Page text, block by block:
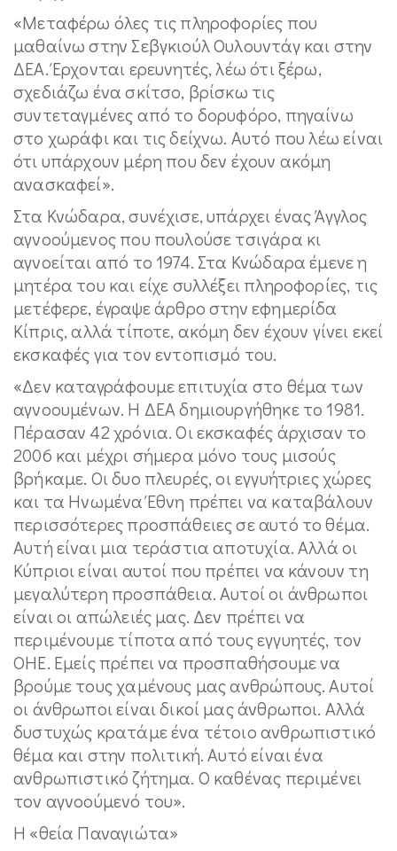
«Μεταφέρω όλες τις πληροφορίες που
μαθαίνω στην Σεβγκιούλ Ουλουντάγ και στην
ΔΕΑ. Έρχονται ερευνητές, λέω ότι ξέρω,
σχεδιάζω ένα σκίτσο, βρίσκω τις
συντεταγμένες από το δορυφόρο, πηγαίνω
στο χωράφι και τις δείχνω. Αυτό που λέω είναι
ότι υπάρχουν μέρη που δεν έχουν ακόμη
ανασκαφεί».
Στα Κνώδαρα, συνέχισε, υπάρχει ένας Άγγλος
αγνοούμενος που πουλούσε τσιγάρα κι
αγνοείται από το 1974. Στα Κνώδαρα έμενε η
μητέρα του και είχε συλλέξει πληροφορίες, τις
μετέφερε, έγραψε άρθρο στην εφημερίδα
Κίπρις, αλλά τίποτε, ακόμη δεν έχουν γίνει εκεί
εκσκαφές για τον εντοπισμό του.
«Δεν καταγράφουμε επιτυχία στο θέμα των
αγνοουμένων. Η ΔΕΑ δημιουργήθηκε το 1981.
Πέρασαν 42 χρόνια. Οι εκσκαφές άρχισαν το
2006 και μέχρι σήμερα μόνο τους μισούς
βρήκαμε. Οι δυο πλευρές, οι εγγυήτριες χώρες
και τα Ηνωμένα Έθνη πρέπει να καταβάλουν
περισσότερες προσπάθειες σε αυτό το θέμα.
Αυτή είναι μια τεράστια αποτυχία. Αλλά οι
Κύπριοι είναι αυτοί που πρέπει να κάνουν τη
μεγαλύτερη προσπάθεια. Αυτοί οι άνθρωποι
είναι οι απώλειές μας. Δεν πρέπει να
περιμένουμε τίποτα από τους εγγυητές, τον
ΟΗΕ. Εμείς πρέπει να προσπαθήσουμε να
βρούμε τους χαμένους μας ανθρώπους. Αυτοί
οι άνθρωποι είναι δικοί μας άνθρωποι. Αλλά
δυστυχώς κρατάμε ένα τέτοιο ανθρωπιστικό
θέμα και στην πολιτική. Αυτό είναι ένα
ανθρωπιστικό ζήτημα. Ο καθένας περιμένει
τον αγνοούμενό του».
Η «θεία Παναγιώτα»